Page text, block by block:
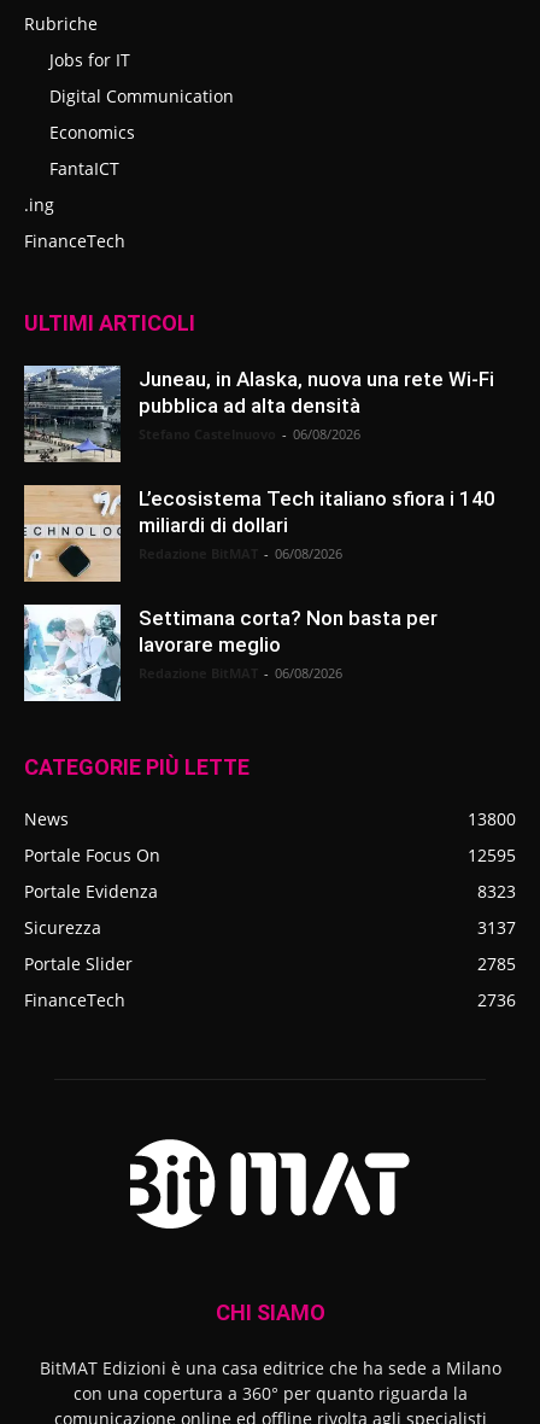
Rubriche
Jobs for IT
Digital Communication
Economics
FantaICT
.ing
FinanceTech
ULTIMI ARTICOLI
Juneau, in Alaska, nuova una rete Wi-Fi
pubblica ad alta densità
- 06/08/2026
L’ecosistema Tech italiano sfiora i 140
miliardi di dollari
- 06/08/2026
Settimana corta? Non basta per
lavorare meglio
- 06/08/2026
CATEGORIE PIÙ LETTE
News
13800
Portale Focus On
12595
Portale Evidenza
8323
Sicurezza
3137
Portale Slider
2785
FinanceTech
2736
CHI SIAMO
BitMAT Edizioni è una casa editrice che ha sede a Milano
con una copertura a 360° per quanto riguarda la
comunicazione online ed offline rivolta agli specialisti